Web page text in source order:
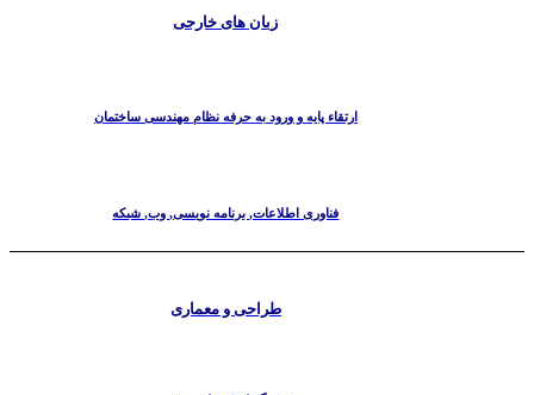
زبان های خارجی
ارتقاء پایه و ورود به حرفه نظام مهندسی ساختمان
فناوری اطلاعات, برنامه نویسی, وب, شبکه
طراحی و معماری